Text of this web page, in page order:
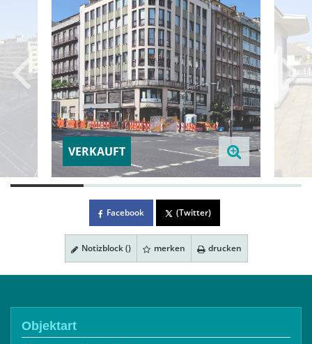
VERKAUFT
Facebook (Twitter)
Notizblock () merken drucken
Objektart